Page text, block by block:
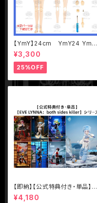
【YmY】24cm YmY24 YmY
ドール YmYボディ ミルク ピュ
アホワイト
¥3,300
25%OFF
【即納】【公式特典付き・単品】【E
VE LYNNA：both sides kille
r】シリーズ【Neo Eden Toys】
¥4,180